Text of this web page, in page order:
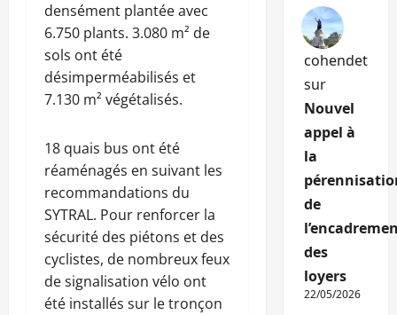
densément plantée avec
6.750 plants. 3.080 m² de
sols ont été
désimperméabilisés et
7.130 m² végétalisés.
18 quais bus ont été
réaménagés en suivant les
recommandations du
SYTRAL. Pour renforcer la
sécurité des piétons et des
cyclistes, de nombreux feux
de signalisation vélo ont
été installés sur le tronçon
cohendet
sur
Nouvel
appel à
la
de
des
loyers
22/05/2026